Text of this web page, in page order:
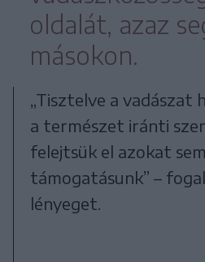
oldalát, azaz
másokon.
„Tisztelve a vadászat
a természet iránti
felejtsük el azokat
támogatásunk” –
lényeget.